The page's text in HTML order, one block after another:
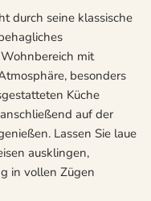
durch seine klassische
mit
besonders
Küche
auf der
Lassen Sie laue
ausklingen,
in vollen Zügen